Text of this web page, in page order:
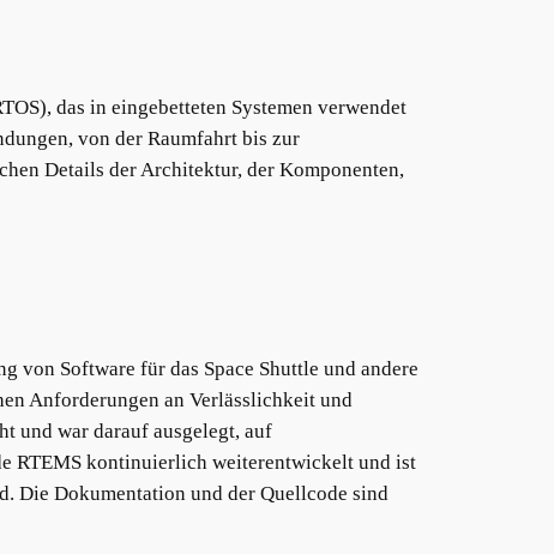
das in eingebetteten Systemen verwendet
von der Raumfahrt bis zur
Details der Architektur, der Komponenten,
von Software für das Space Shuttle und andere
Anforderungen an Verlässlichkeit und
und war darauf ausgelegt, auf
RTEMS kontinuierlich weiterentwickelt und ist
Die Dokumentation und der Quellcode sind